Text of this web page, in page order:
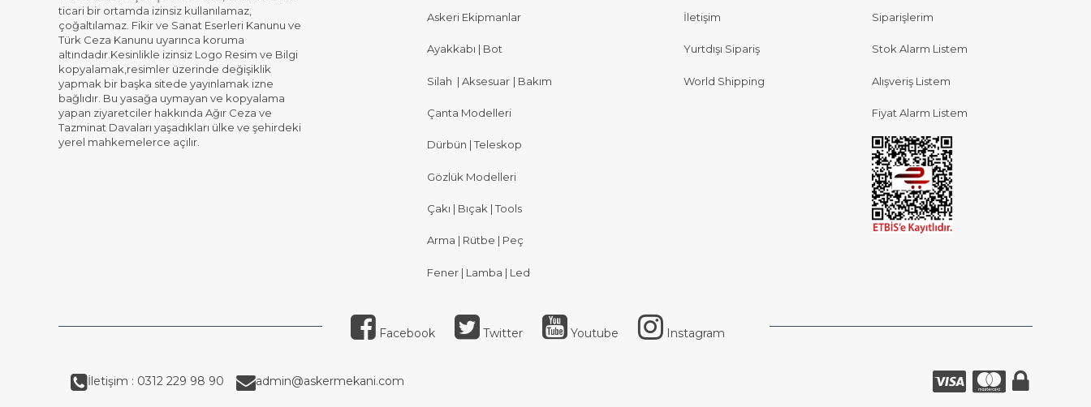
ticari bir ortamda izinsiz kullanılamaz,
çoğaltılamaz. Fikir ve Sanat Eserleri Kanunu ve
Türk Ceza Kanunu uyarınca koruma
altındadır.Kesinlikle izinsiz Logo Resim ve Bilgi
kopyalamak,resimler üzerinde değişiklik
yapmak bir başka sitede yayınlamak izne
bağlıdır. Bu yasağa uymayan ve kopyalama
yapan ziyaretciler hakkında Ağır Ceza ve
Tazminat Davaları yaşadıkları ülke ve şehirdeki
yerel mahkemelerce açılır.
Askeri Ekipmanlar
Ayakkabı | Bot
Silah | Aksesuar | Bakım
Çanta Modelleri
Dürbün | Teleskop
Gözlük Modelleri
Çakı | Bıçak | Tools
Arma | Rütbe | Peç
Fener | Lamba | Led
İletişim
Yurtdışı Sipariş
World Shipping
Siparişlerim
Stok Alarm Listem
Alışveriş Listem
Fiyat Alarm Listem
Facebook Twitter Youtube Instagram
İletişim : 0312 229 98 90 admin@askermekani.com